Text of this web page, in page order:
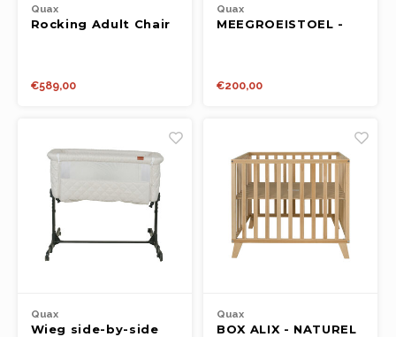
Quax
Rocking Adult Chair
€589,00
Quax
MEEGROEISTOEL -
€200,00
Quax
Wieg side-by-side
Quax
BOX ALIX - NATUREL